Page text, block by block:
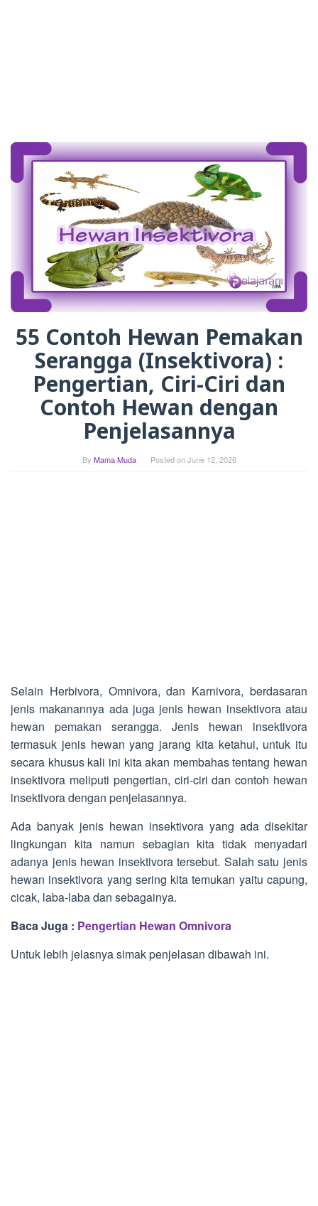
55 Contoh Hewan Pemakan
Serangga (Insektivora) :
Pengertian, Ciri-Ciri dan
Contoh Hewan dengan
Penjelasannya
By Mama Muda Posted onJune 12, 2026
Selain Herbivora, Omnivora, dan Karnivora, berdasaran
jenis makanannya ada juga jenis hewan insektivora atau
hewan pemakan serangga. Jenis hewan insektivora
termasuk jenis hewan yang jarang kita ketahui, untuk itu
secara khusus kali ini kita akan membahas tentang hewan
insektivora meliputi pengertian, ciri-ciri dan contoh hewan
insektivora dengan penjelasannya.
Ada banyak jenis hewan insektivora yang ada disekitar
lingkungan kita namun sebagian kita tidak menyadari
adanya jenis hewan insektivora tersebut. Salah satu jenis
hewan insektivora yang sering kita temukan yaitu capung,
cicak, laba-laba dan sebagainya.
Baca Juga : Pengertian Hewan Omnivora
Untuk lebih jelasnya simak penjelasan dibawah ini.